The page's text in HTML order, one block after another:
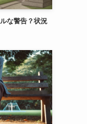
な警告？状況